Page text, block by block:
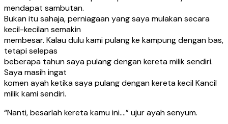
mendapat sambutan.
Bukan itu sahaja, perniagaan yang saya mulakan secara
kecil-kecilan semakin
membesar. Kalau dulu kami pulang ke kampung dengan bas,
tetapi selepas
beberapa tahun saya pulang dengan kereta milik sendiri.
Saya masih ingat
komen ayah ketika saya pulang dengan kereta kecil Kancil
milik kami sendiri.
“Nanti, besarlah kereta kamu ini….” ujur ayah senyum.